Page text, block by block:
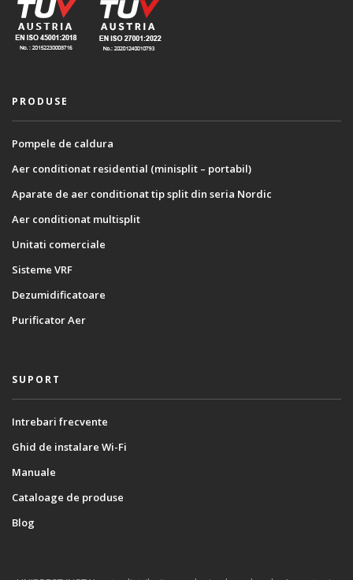
PRODUSE
Pompele de caldura
Aer conditionat residential (minisplit – portabil)
Aparate de aer conditionat tip split din seria Nordic
Aer conditionat multisplit
Unitati comerciale
Sisteme VRF
Dezumidificatoare
Purificator Aer
SUPORT
Intrebari frecvente
Ghid de instalare Wi-Fi
Manuale
Cataloage de produse
Blog